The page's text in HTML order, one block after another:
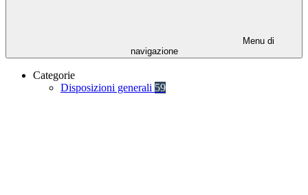
Menu di
navigazione
Categorie
Disposizioni generali 59